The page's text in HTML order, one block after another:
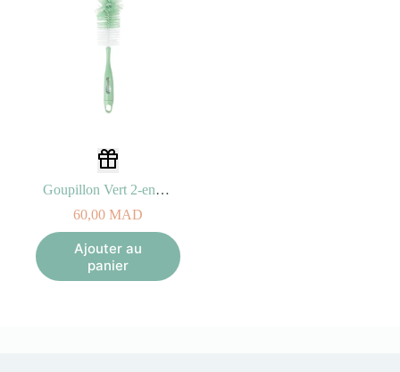
Goupillon Vert 2-en-1 pour Biberon et Tétine
60,00 MAD
Ajouter au
panier